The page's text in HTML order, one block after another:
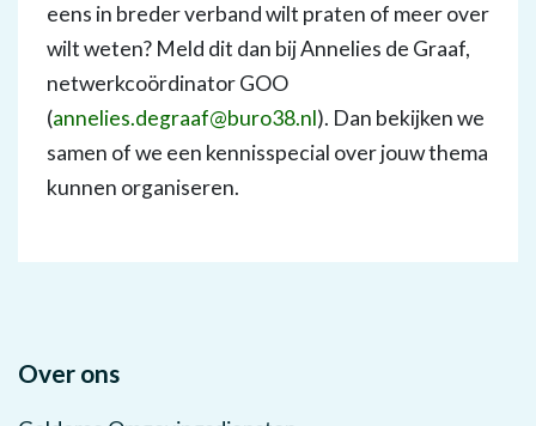
eens in breder verband wilt praten of meer over
wilt weten? Meld dit dan bij Annelies de Graaf,
netwerkcoördinator GOO
(annelies.degraaf@buro38.nl). Dan bekijken we
samen of we een kennisspecial over jouw thema
kunnen organiseren.
Over ons